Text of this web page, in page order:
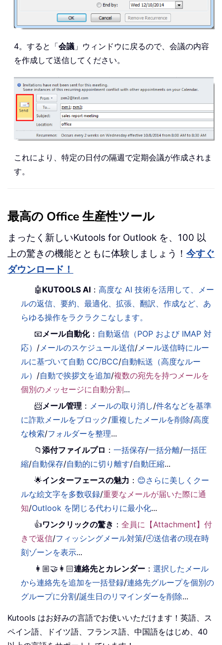
4。すると「会議 」ウィンドウに戻るので、会議の内容
を作成して送信してください。
これにより、特定の日付の隔週で定期会議が作成されま
す。
最高の Office 生産性ツール
まったく新しいKutools for Outlook を、100 以
上の驚きの機能とともに体験しましょう！ 今すぐ
ダウンロード！
🤖 KUTOOLS AI ：高度な AI 技術を活用して、メー
ルの返信、要約、最適化、拡張、翻訳、作成など、あ
らゆる操作をラクラクこなします。
📧メール自動化： 自動返信（POP および IMAP 対
応） /メールのスケジュール送信/メール送信時にルー
ルに基づいて自動 CC/BCC/自動転送（高度なルー
ル） /自動で挨拶文を追加/複数の宛先を持つメールを
個別のメッセージに自動分割...
📨メール管理 ： メールの取り消し/件名などを基準
に詐欺メールをブロック/重複したメールを削除/高度
な検索/フォルダーを整理...
📁添付ファイルプロ ：一括保存/一括分離/一括圧
縮/自動保存/自動的に切り離す/自動圧縮...
🌟インターフェースの魅力 ： 😊さらに美しくクー
ルな絵文字を多数収録/重要なメールが届いた際に通
知/Outlook を閉じる代わりに最小化...
👍ワンクリックの驚き ：全員に【Attachment】付
きで返信/フィッシングメール対策/🕘送信者の現在時
刻ゾーンを表示...
👩🏼‍🤝‍👩🏻連絡先とカレンダー ：選択したメール
から連絡先を追加を一括登録/連絡先グループを個別の
グループに分割/誕生日のリマインダーを削除...
Kutools はお好みの言語でお使いいただけます！英語、ス
ペイン語、ドイツ語、フランス語、中国語をはじめ、40